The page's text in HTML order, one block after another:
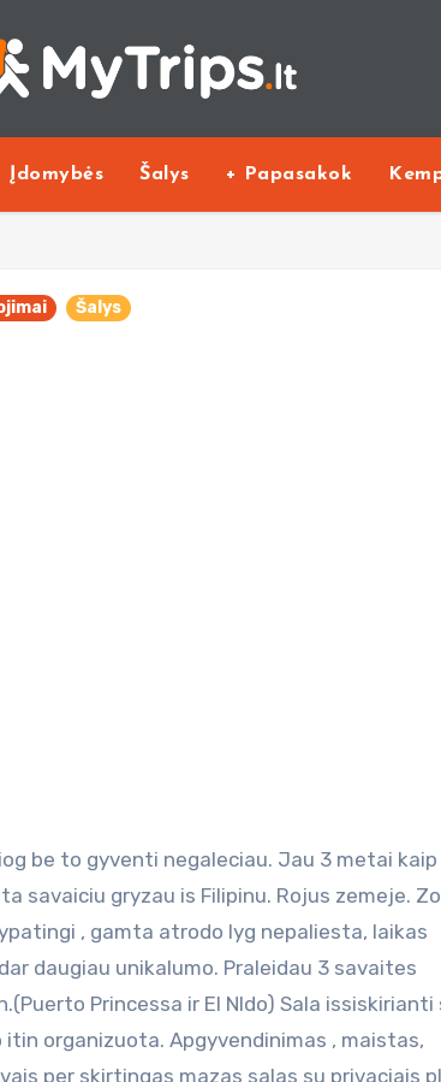
Įdomybės Šalys + Papasakok
Šalys
savaiciu gryzau is Filipinu. Rojus zemeje.
, gamta atrodo lyg nepaliesta, laikas
daugiau unikalumo. Praleidau 3 savaites
Princessa ir El NIdo) Sala issiskirianti
organizuota. Apgyvendinimas , maistas,
per skirtingas mazas salas su privaciais